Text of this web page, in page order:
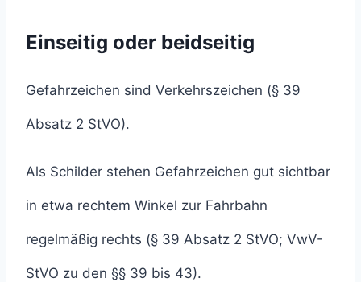
Einseitig oder beidseitig
Gefahrzeichen sind Verkehrszeichen (§ 39
Absatz 2 StVO).
Als Schilder stehen Gefahrzeichen gut sichtbar
in etwa rechtem Winkel zur Fahrbahn
regelmäßig rechts (§ 39 Absatz 2 StVO; VwV-
StVO zu den §§ 39 bis 43).